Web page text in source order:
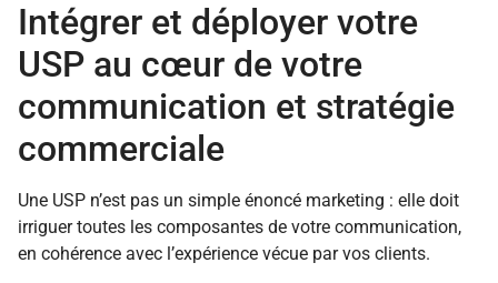
Intégrer et déployer votre
USP au cœur de votre
communication et stratégie
commerciale
Une USP n’est pas un simple énoncé marketing : elle doit
irriguer toutes les composantes de votre communication,
en cohérence avec l’expérience vécue par vos clients.